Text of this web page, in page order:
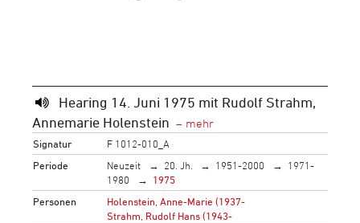
Hearing 14. Juni 1975 mit Rudolf Strahm,
Annemarie Holenstein
Signatur
F 1012-010_A
Periode
Neuzeit 20. Jh. 1951-2000
1971-
1980
1975
Personen
Holenstein, Anne-Marie (1937-
Strahm, Rudolf Hans (1943-